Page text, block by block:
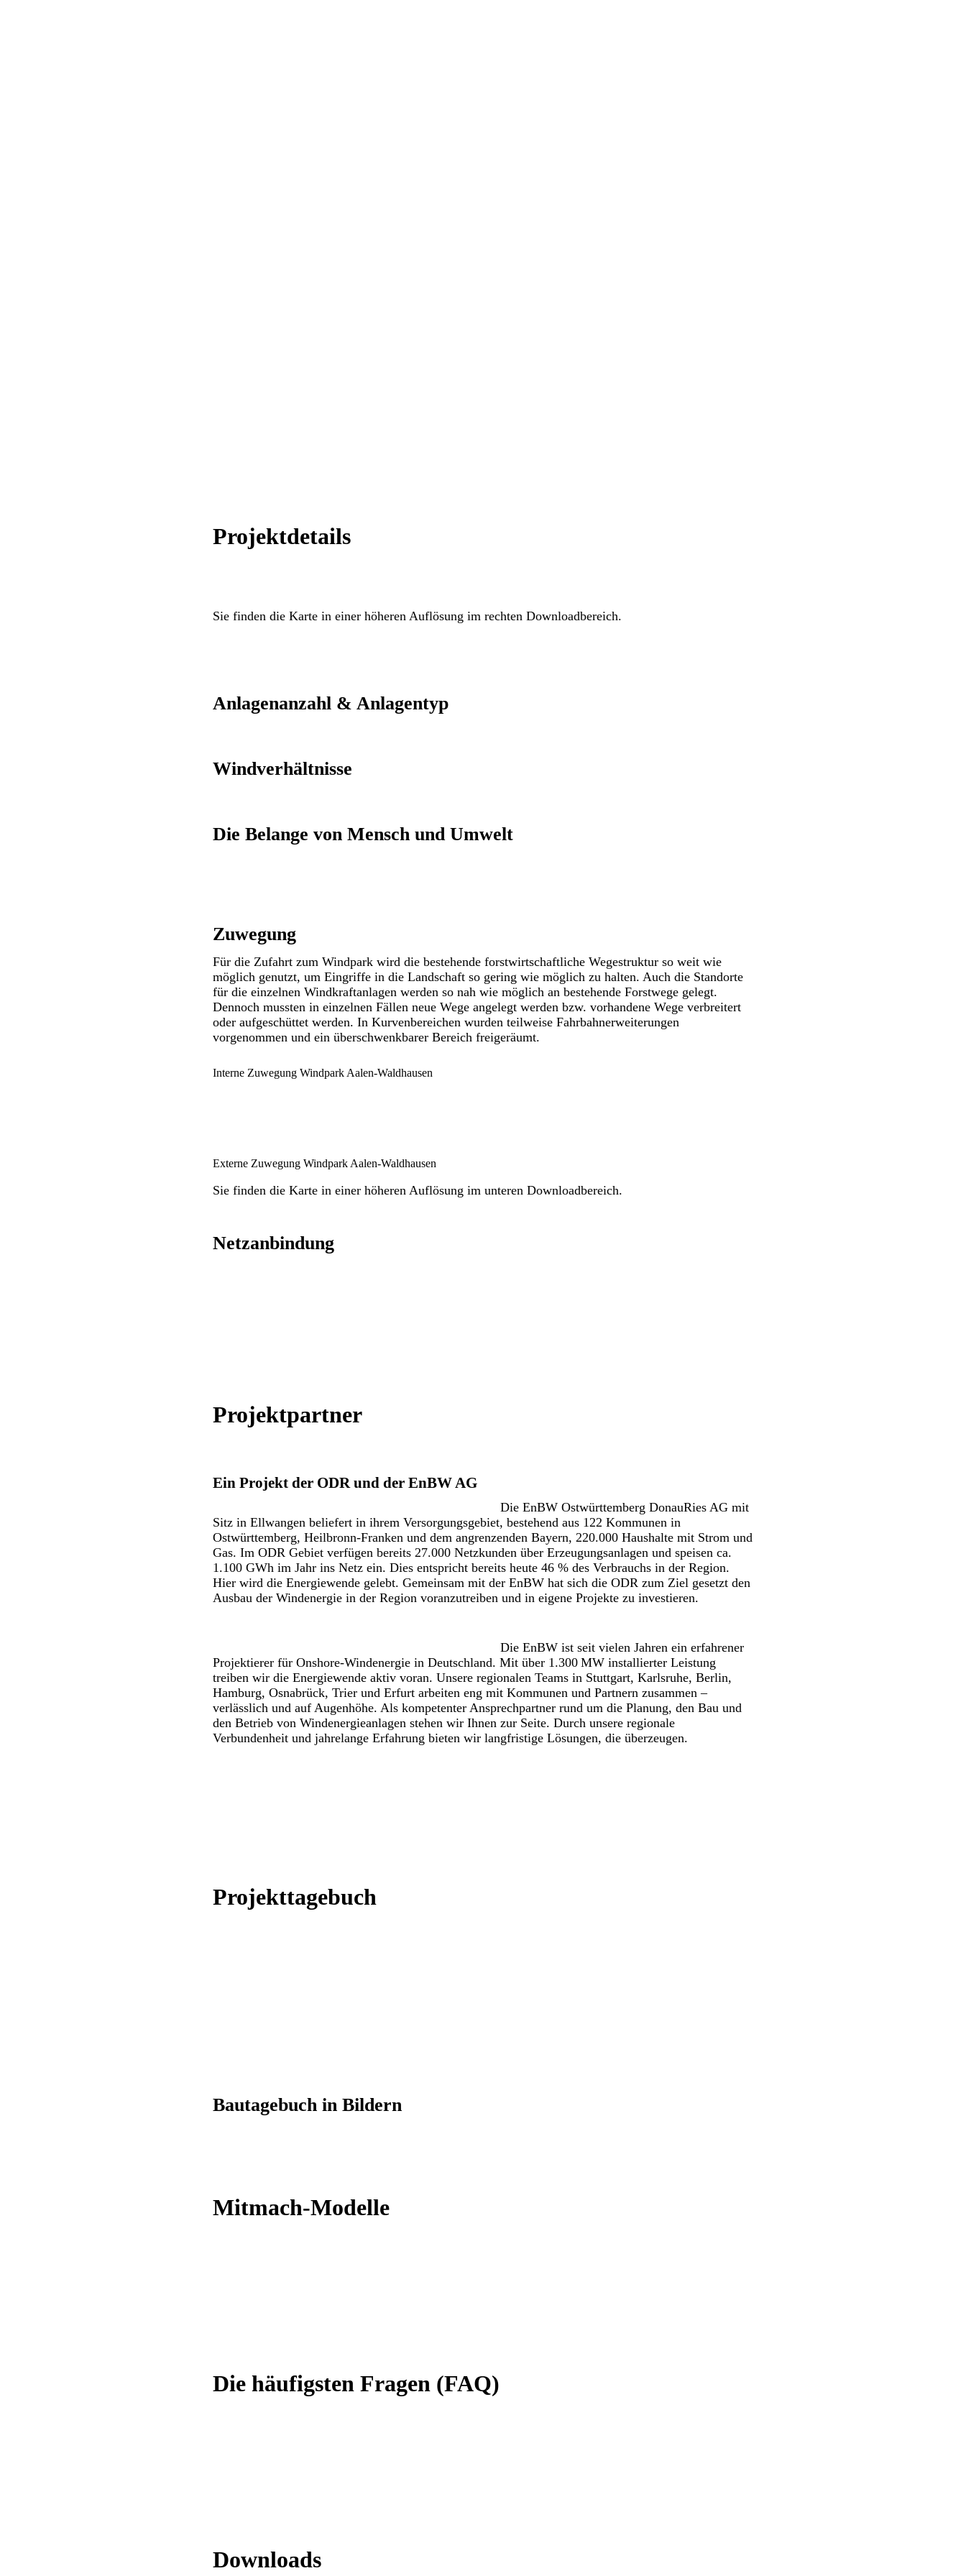
Projektdetails
Sie finden die Karte in einer höheren Auflösung im rechten Downloadbereich.
Anlagenanzahl & Anlagentyp
Windverhältnisse
Die Belange von Mensch und Umwelt
Zuwegung
Für die Zufahrt zum Windpark wird die bestehende forstwirtschaftliche Wegestruktur so weit wie
möglich genutzt, um Eingriffe in die Landschaft so gering wie möglich zu halten. Auch die Standorte
für die einzelnen Windkraftanlagen werden so nah wie möglich an bestehende Forstwege gelegt.
Dennoch mussten in einzelnen Fällen neue Wege angelegt werden bzw. vorhandene Wege verbreitert
oder aufgeschüttet werden. In Kurvenbereichen wurden teilweise Fahrbahnerweiterungen
vorgenommen und ein überschwenkbarer Bereich freigeräumt.
Interne Zuwegung Windpark Aalen-Waldhausen
Externe Zuwegung Windpark Aalen-Waldhausen
Sie finden die Karte in einer höheren Auflösung im unteren Downloadbereich.
Netzanbindung
Projektpartner
Ein Projekt der ODR und der EnBW AG
Die EnBW Ostwürttemberg DonauRies AG mit
Sitz in Ellwangen beliefert in ihrem Versorgungsgebiet, bestehend aus 122 Kommunen in
Ostwürttemberg, Heilbronn-Franken und dem angrenzenden Bayern, 220.000 Haushalte mit Strom und
Gas. Im ODR Gebiet verfügen bereits 27.000 Netzkunden über Erzeugungsanlagen und speisen ca.
1.100 GWh im Jahr ins Netz ein. Dies entspricht bereits heute 46 % des Verbrauchs in der Region.
Hier wird die Energiewende gelebt. Gemeinsam mit der EnBW hat sich die ODR zum Ziel gesetzt den
Ausbau der Windenergie in der Region voranzutreiben und in eigene Projekte zu investieren.
Die EnBW ist seit vielen Jahren ein erfahrener
Projektierer für Onshore-Windenergie in Deutschland. Mit über 1.300 MW installierter Leistung
treiben wir die Energiewende aktiv voran. Unsere regionalen Teams in Stuttgart, Karlsruhe, Berlin,
Hamburg, Osnabrück, Trier und Erfurt arbeiten eng mit Kommunen und Partnern zusammen –
verlässlich und auf Augenhöhe. Als kompetenter Ansprechpartner rund um die Planung, den Bau und
den Betrieb von Windenergieanlagen stehen wir Ihnen zur Seite. Durch unsere regionale
Verbundenheit und jahrelange Erfahrung bieten wir langfristige Lösungen, die überzeugen.
Projekttagebuch
Bautagebuch in Bildern
Mitmach-Modelle
Die häufigsten Fragen (FAQ)
Downloads